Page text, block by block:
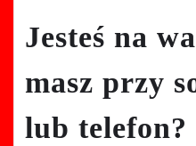
Jesteś na
masz przy
lub telefon?